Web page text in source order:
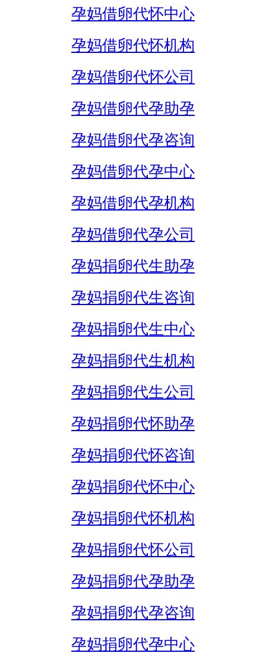
孕妈借卵代怀中心
孕妈借卵代怀机构
孕妈借卵代怀公司
孕妈借卵代孕助孕
孕妈借卵代孕咨询
孕妈借卵代孕中心
孕妈借卵代孕机构
孕妈借卵代孕公司
孕妈捐卵代生助孕
孕妈捐卵代生咨询
孕妈捐卵代生中心
孕妈捐卵代生机构
孕妈捐卵代生公司
孕妈捐卵代怀助孕
孕妈捐卵代怀咨询
孕妈捐卵代怀中心
孕妈捐卵代怀机构
孕妈捐卵代怀公司
孕妈捐卵代孕助孕
孕妈捐卵代孕咨询
孕妈捐卵代孕中心